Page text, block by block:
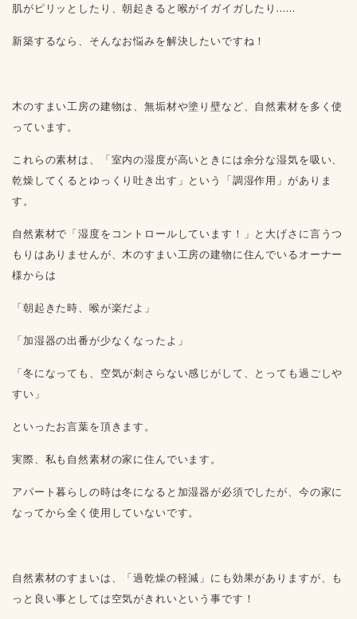
肌がピリッとしたり、朝起きると喉がイガイガしたり……
新築するなら、そんなお悩みを解決したいですね！
木のすまい工房の建物は、無垢材や塗り壁など、自然素材を多く使
っています。
これらの素材は、「室内の湿度が高いときには余分な湿気を吸い、
乾燥してくるとゆっくり吐き出す」という「調湿作用」がありま
す。
自然素材で「湿度をコントロールしています！」と大げさに言うつ
もりはありませんが、木のすまい工房の建物に住んでいるオーナー
様からは
「朝起きた時、喉が楽だよ」
「加湿器の出番が少なくなったよ」
「冬になっても、空気が刺さらない感じがして、とっても過ごしや
すい」
といったお言葉を頂きます。
実際、私も自然素材の家に住んでいます。
アパート暮らしの時は冬になると加湿器が必須でしたが、今の家に
なってから全く使用していないです。
自然素材のすまいは、「過乾燥の軽減」にも効果がありますが、も
っと良い事としては空気がきれいという事です！